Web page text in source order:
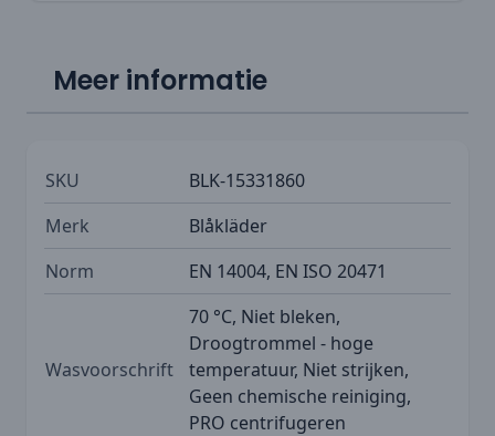
Meer informatie
SKU
BLK-15331860
Merk
Blåkläder
Norm
EN 14004, EN ISO 20471
Wasvoorschrift
70 °C, Niet bleken,
Droogtrommel - hoge
temperatuur, Niet strijken,
Geen chemische reiniging,
PRO centrifugeren